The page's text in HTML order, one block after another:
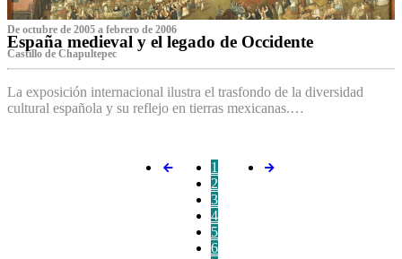
De octubre de 2005 a febrero de 2006
España medieval y el legado de Occidente
Castillo de Chapultepec
La exposición internacional ilustra el trasfondo de la diversidad
cultural española y su reflejo en tierras mexicanas.…
1
2
3
4
5
6